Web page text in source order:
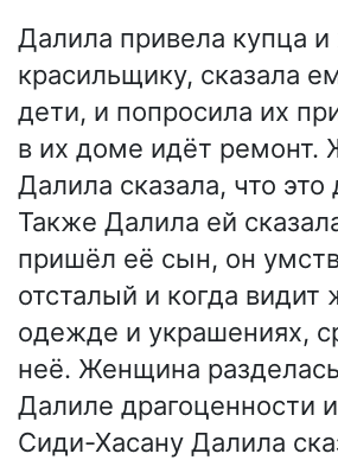
Далила привела купца
красильщику, сказала
дети, и попросила их
в их доме идёт ремонт.
Далила сказала, что
Также Далила ей
пришёл её сын, он
отсталый и когда
одежде и украшениях,
неё. Женщина
Далиле драгоценности
Сиди-Хасану Далила